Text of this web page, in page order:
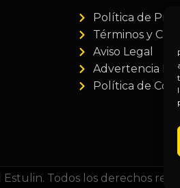
Política de
Términos y
Aviso Legal
Advertencia
Política de
Todos los derechos